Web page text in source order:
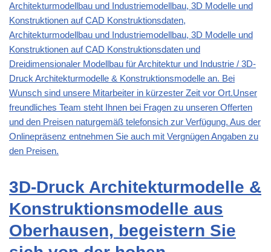
Architekturmodellbau und Industriemodellbau, 3D Modelle und
Konstruktionen auf CAD Konstruktionsdaten,
Architekturmodellbau und Industriemodellbau, 3D Modelle und
Konstruktionen auf CAD Konstruktionsdaten und
Dreidimensionaler Modellbau für Architektur und Industrie / 3D-
Druck Architekturmodelle & Konstruktionsmodelle an. Bei
Wunsch sind unsere Mitarbeiter in kürzester Zeit vor Ort.Unser
freundliches Team steht Ihnen bei Fragen zu unseren Offerten
und den Preisen naturgemäß telefonsich zur Verfügung. Aus der
Onlinepräsenz entnehmen Sie auch mit Vergnügen Angaben zu
den Preisen.
3D-Druck Architekturmodelle &
Konstruktionsmodelle aus
Oberhausen, begeistern Sie